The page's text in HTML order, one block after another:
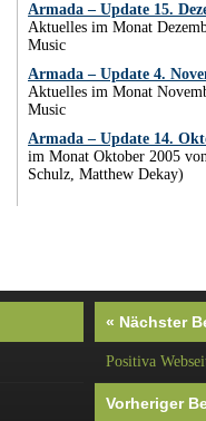
Armada – Update 15.
Aktuelles im Monat
Music
Armada – Update 4.
Aktuelles im Monat
Music
Armada – Update 14.
im Monat Oktober 2005
Schulz, Matthew Dekay)
« Nächster
Positiva
Vorheriger